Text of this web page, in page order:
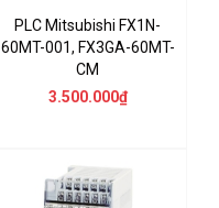
PLC Mitsubishi FX1N-
60MT-001, FX3GA-60MT-
CM
3.500.000₫